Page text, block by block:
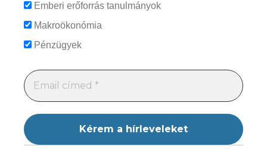
Emberi erőforrás tanulmányok
Makroökonómia
Pénzügyek